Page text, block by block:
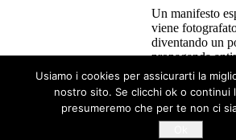
Un manifesto
viene
diventando un
propaganda
immigrazionista.
Tutti gli articoli del blog sono liberi
Usiamo i cookies per assicurarti la
nostro sito. Se clicchi ok o continui
presumeremo che per te non ci